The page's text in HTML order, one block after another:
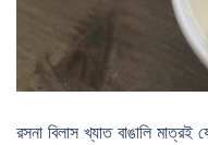
রসনা বিলাস খ্যাত বাঙালি মাত্রই